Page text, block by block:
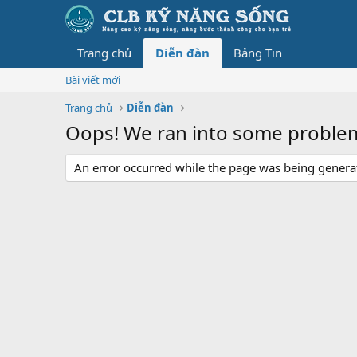
Trang chủ Diễn đàn Bảng Tin
Bài viết mới
Trang chủ
Diễn đàn
Oops! We ran into some
An error occurred while the page was being